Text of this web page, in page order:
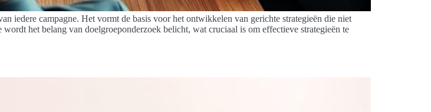
iedere campagne. Het vormt de basis voor het ontwikkelen van gerichte strategieën die niet
het belang van doelgroeponderzoek belicht, wat cruciaal is om effectieve strategieën te